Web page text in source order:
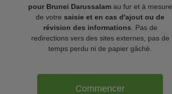
pour Brunei Darussalam au fur et à mesure
de votre saisie et en cas d'ajout ou de
révision des informations . Pas de
redirections vers des sites externes, pas de
temps perdu ni de papier gâché.
Commencer